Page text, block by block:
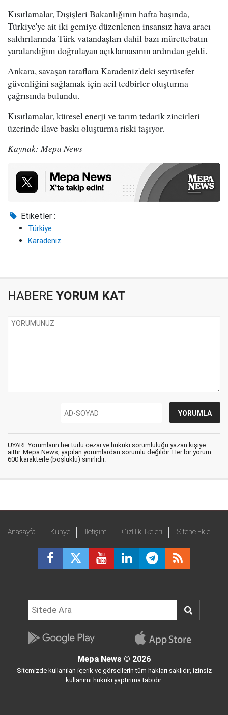
Kısıtlamalar, Dışişleri Bakanlığının hafta başında,
Türkiye'ye ait iki gemiye düzenlenen insansız hava aracı
saldırılarında Türk vatandaşları dahil bazı mürettebatın
yaralandığını doğrulayan açıklamasının ardından geldi.
Ankara, savaşan taraflara Karadeniz'deki seyrüsefer
güvenliğini sağlamak için acil tedbirler oluşturma
çağrısında bulundu.
Kısıtlamalar, küresel enerji ve tarım tedarik zincirleri
üzerinde ilave baskı oluşturma riski taşıyor.
Kaynak: Mepa News
Etiketler :
Türkiye
Karadeniz
HABERE YORUM KAT
UYARI: Yorumların her türlü cezai ve hukuki sorumluluğu yazan kişiye
aittir. Mepa News, yapılan yorumlardan sorumlu değildir. Her bir yorum
600 karakterle (boşluklu) sınırlıdır.
Anasayfa Künye İletişim Gizlilik İlkeleri Sitene Ekle
Mepa News © 2026
Sitemizde kullanılan içerik ve görsellerin tüm hakları saklıdır, izinsiz
kullanımı hukuki yaptırıma tabidir.